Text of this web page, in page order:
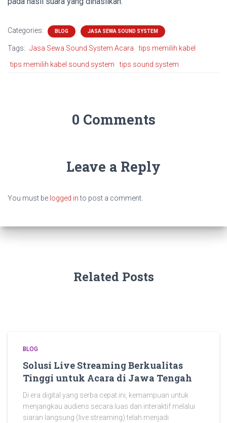
Categories: BLOG JASA SEWA SOUND SYSTEM
Tags: Jasa Sewa Sound System Acara
tips memilih kabel
tips memilih kabel sound system
tips sound system
0 Comments
Leave a Reply
You must be logged into post a comment.
Related Posts
BLOG
Solusi Live Streaming Berkualitas
Tinggi untuk Acara di Jawa Tengah
Di era digital yang serba cepat ini, kemampuan untuk
menjangkau audiens secara luas dan interaktif melalui
siaran langsung (live streaming) telah menjadi